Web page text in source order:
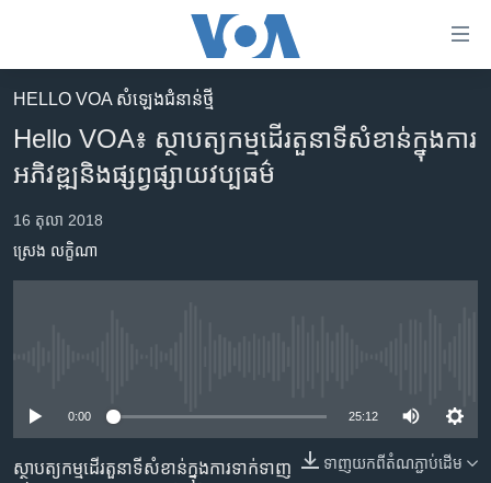
គេហទំព័រ​
រំលង​
និង​
ទៅ​​
ទំព័រ​
ព័ត៌មាន​​
ទៅ​
ទំព័រ​
អន្តរជាតិ
អាមេរិក
ចិន
វិទ្យុ / ផតខាសថ៍
កម្មវិធីទាំងអស់
HELLO VOA សំឡេង​ជំនាន់​ថ្មី
Hello VOA៖ ​ស្ថាបត្យកម្ម​ដើរ​តួនាទី​សំខាន់​ក្នុង​ការ​
អភិវឌ្ឍ​និង​ផ្សព្វផ្សាយ​វប្បធម៌
16 តុលា 2018
ស្រេង លក្ខិណា
0:00 25:12
ទាញ​យក​ពី​តំណភ្ជាប់​ដើម
ស្ថាបត្យកម្ម​ដើរ​តួនាទី​សំខាន់​ក្នុង​ការ​ទាក់ទាញ​